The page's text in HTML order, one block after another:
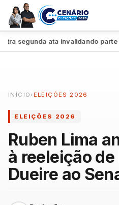
segunda ata invalidando parte da
INÍCIO ›ELEIÇÕES 2026
ELEIÇÕES 2026
Ruben Lima
à reeleição
Dueire ao